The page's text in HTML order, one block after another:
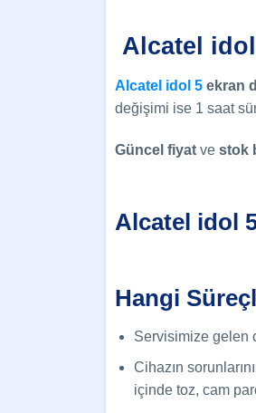
Alcatel
Alcatel idol 5 ekran
değişimi ise 1 saat
Güncel fiyat ve stok
Alcatel idol
Hangi
Servisimize gelen
Cihazın
içinde toz, cam